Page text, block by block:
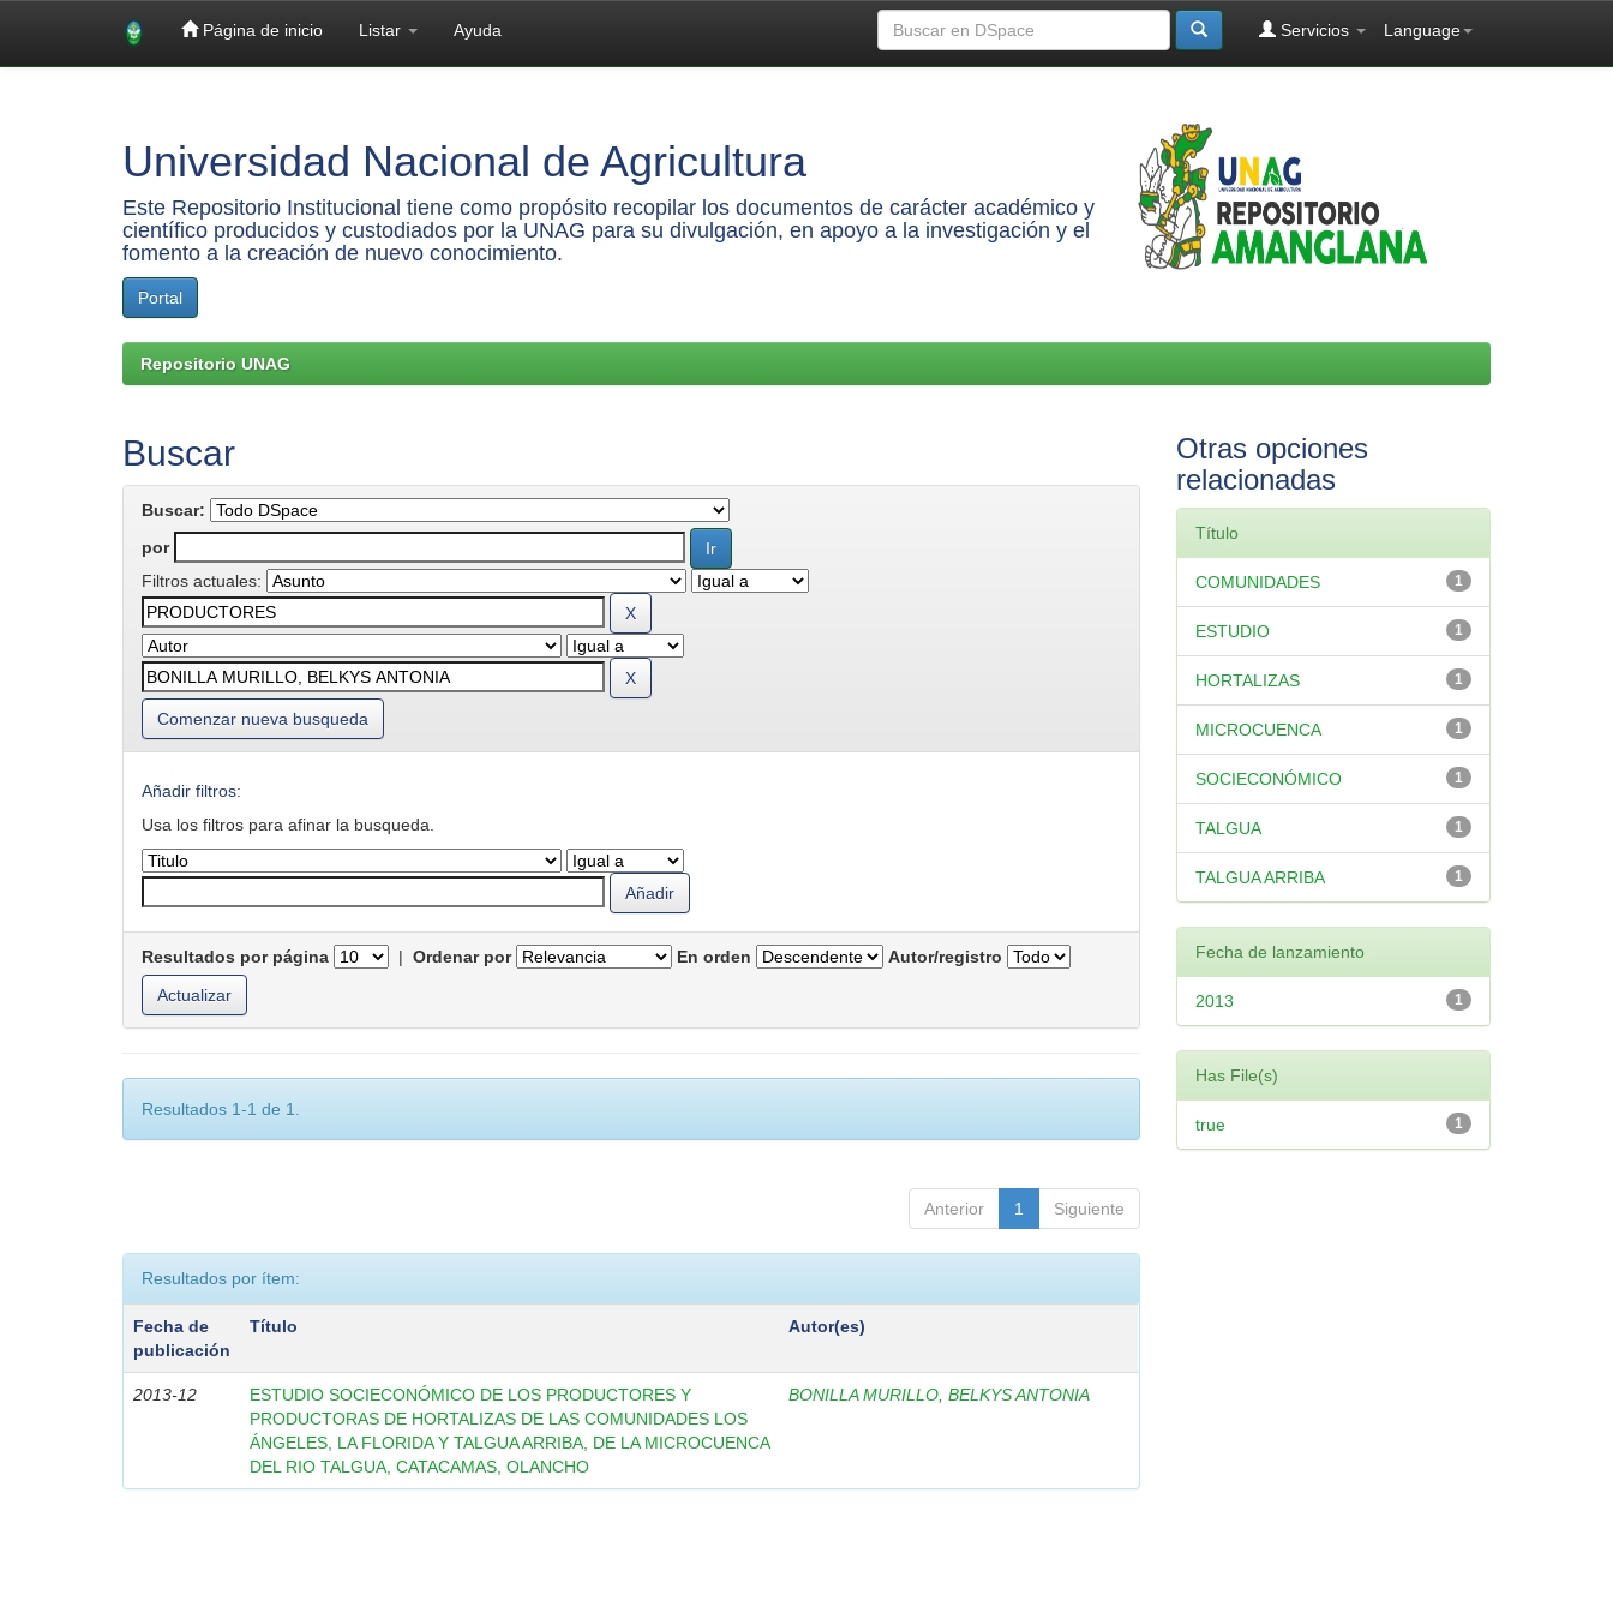
Página de inicio Listar Ayuda Language
Servicios
Universidad Nacional de Agricultura
Este Repositorio Institucional tiene como propósito recopilar los documentos de carácter académico y
científico producidos y custodiados por la UNAG para su divulgación, en apoyo a la investigación y el
fomento a la creación de nuevo conocimiento.
Portal
Repositorio UNAG
Buscar
Buscar:
por
Filtros actuales:
Comenzar nueva busqueda
Añadir filtros:
Usa los filtros para afinar la busqueda.
Resultados por página | Ordenar por En orden Autor/registro
Resultados 1-1 de 1.
Anterior 1 Siguiente
Resultados por ítem:
Fecha de
publicación
Título Autor(es)
2013-12
ESTUDIO SOCIECONÓMICO DE LOS PRODUCTORES Y
PRODUCTORAS DE HORTALIZAS DE LAS COMUNIDADES LOS
ÁNGELES, LA FLORIDA Y TALGUA ARRIBA, DE LA MICROCUENCA
DEL RIO TALGUA, CATACAMAS, OLANCHO
BONILLA MURILLO, BELKYS ANTONIA
Otras opciones
relacionadas
Título
1
COMUNIDADES
1
ESTUDIO
1
HORTALIZAS
1
MICROCUENCA
1
SOCIECONÓMICO
1
TALGUA
1
TALGUA ARRIBA
Fecha de lanzamiento
1
2013
Has File(s)
1
true